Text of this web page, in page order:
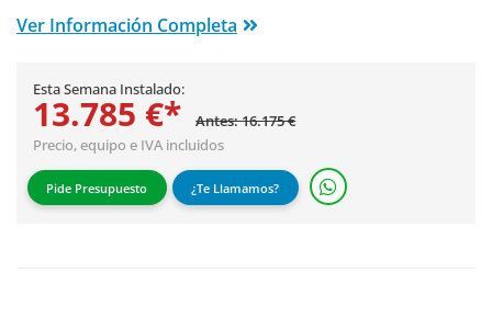
Ver Información Completa
Esta Semana Instalado:
13.785 €*
Antes: 16.175 €
Precio, equipo e IVA incluidos
Pide Presupuesto ¿Te Llamamos?